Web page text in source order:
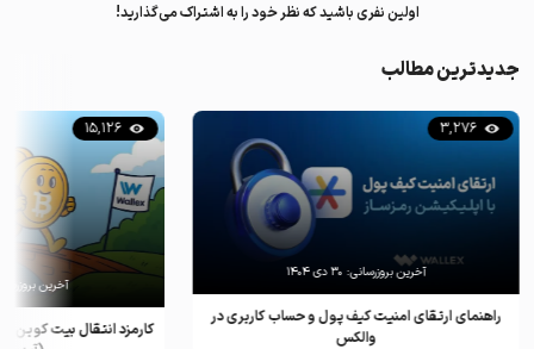
اولین نفری باشید که نظر خود را به اشتراک می‌گذارید!
جدیدترین مطالب
راهنمای ارتقای امنیت کیف پول و حساب کاربری در
والکس
3,276
آخرین بروزرسانی: ۳۰ دی ۱۴۰۴
کارمزد انتقال بیت کوین
15,126
آخرین